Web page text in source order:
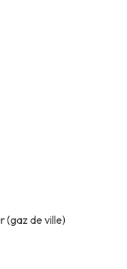
(gaz de ville)